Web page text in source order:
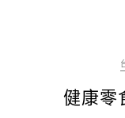
健康零